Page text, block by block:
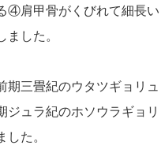
④肩甲骨がくびれて細長い
した。
三畳紀のウタツギョリュ
ジュラ紀のホソウラギョリ
た。